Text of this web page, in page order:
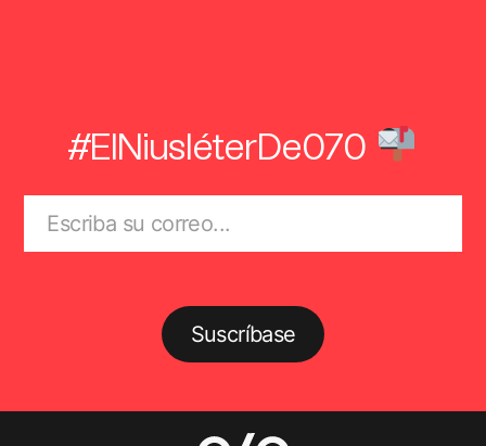
#ElNiusléterDe070
Suscríbase